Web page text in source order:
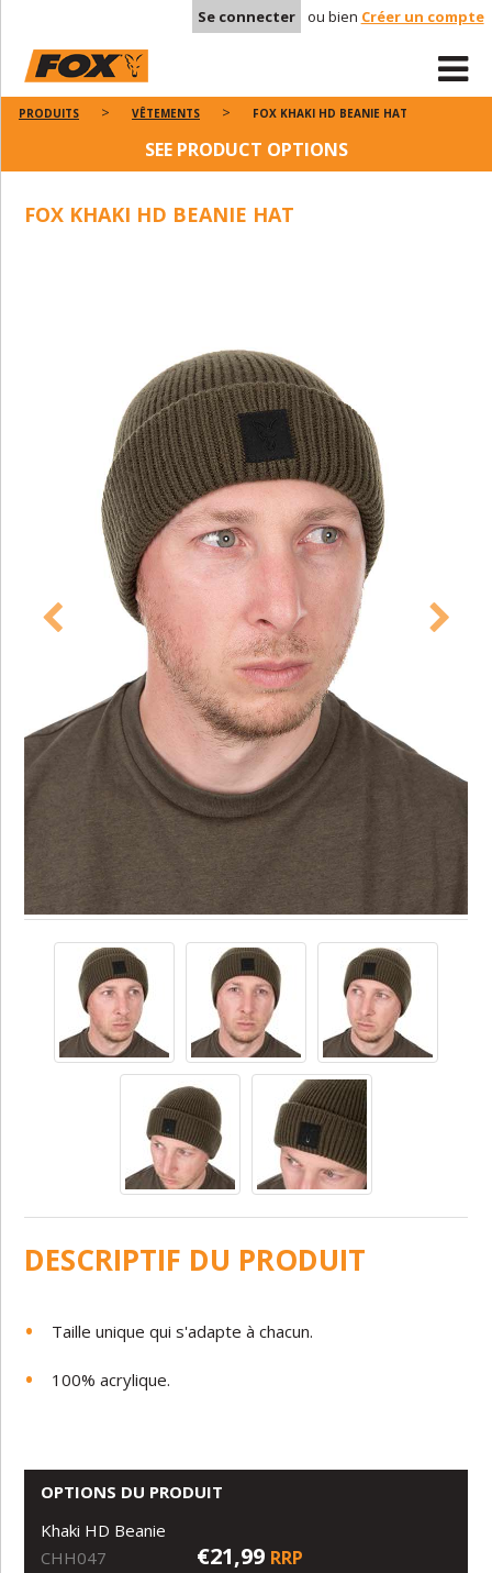
Se connecter ou bien Créer un compte
PRODUITS VÊTEMENTS FOX KHAKI HD BEANIE HAT
SEE PRODUCT OPTIONS
FOX KHAKI HD BEANIE HAT
DESCRIPTIF DU PRODUIT
Taille unique qui s'adapte à chacun.
100% acrylique.
OPTIONS DU PRODUIT
Khaki HD Beanie
CHH047
€21,99 RRP